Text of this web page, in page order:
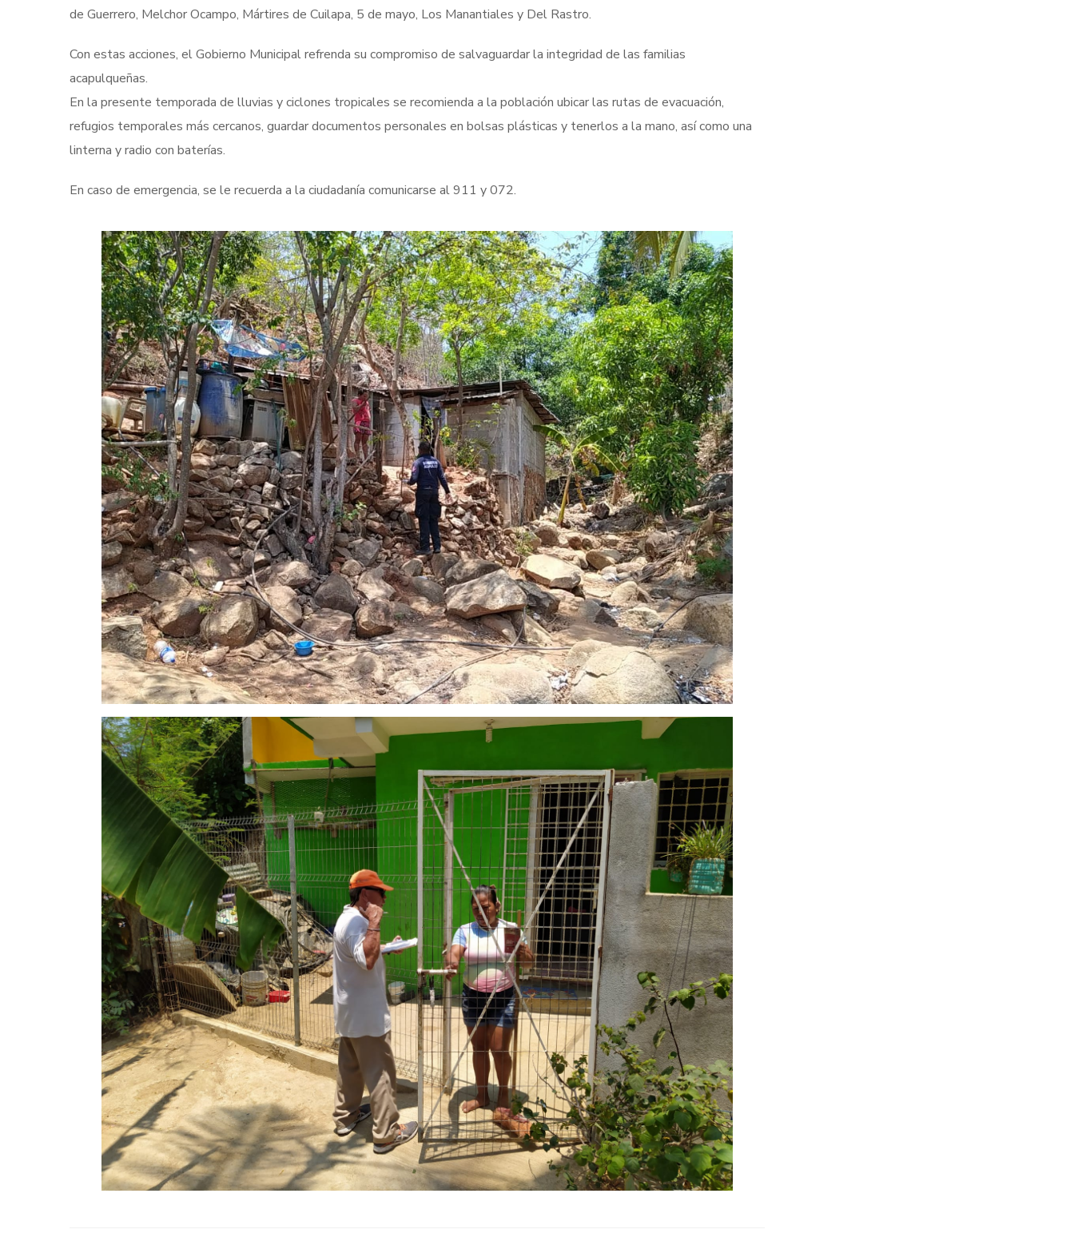
de Guerrero, Melchor Ocampo, Mártires de Cuilapa, 5 de mayo, Los Manantiales y Del Rastro.
Con estas acciones, el Gobierno Municipal refrenda su compromiso de salvaguardar la integridad de las familias
acapulqueñas.
En la presente temporada de lluvias y ciclones tropicales se recomienda a la población ubicar las rutas de evacuación,
refugios temporales más cercanos, guardar documentos personales en bolsas plásticas y tenerlos a la mano, así como una
linterna y radio con baterías.
En caso de emergencia, se le recuerda a la ciudadanía comunicarse al 911 y 072.